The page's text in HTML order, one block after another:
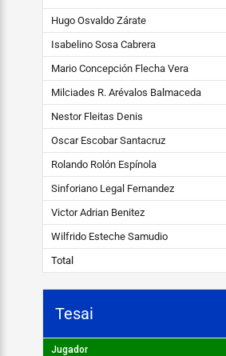
Hugo Osvaldo Zárate
Isabelino Sosa Cabrera
Mario Concepción Flecha Vera
Milciades R. Arévalos Balmaceda
Nestor Fleitas Denis
Oscar Escobar Santacruz
Rolando Rolón Espínola
Sinforiano Legal Fernandez
Victor Adrian Benitez
Wilfrido Esteche Samudio
Total
Tesai
Jugador